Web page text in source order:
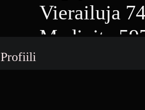
Vierailuja
Medioita
Profiili